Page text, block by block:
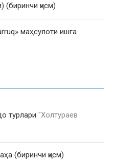
(биринчи қисм)
маҳсулоти ишга
турлари "Холтураев
(биринчи қисм)